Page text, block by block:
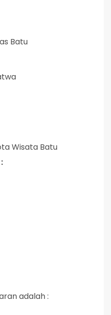
Batu
Wisata Batu
adalah :